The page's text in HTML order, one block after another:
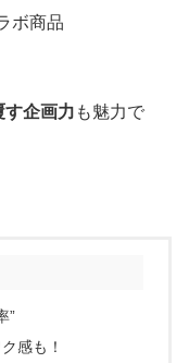
ボ商品
す企画力 も魅力で
”
感も！